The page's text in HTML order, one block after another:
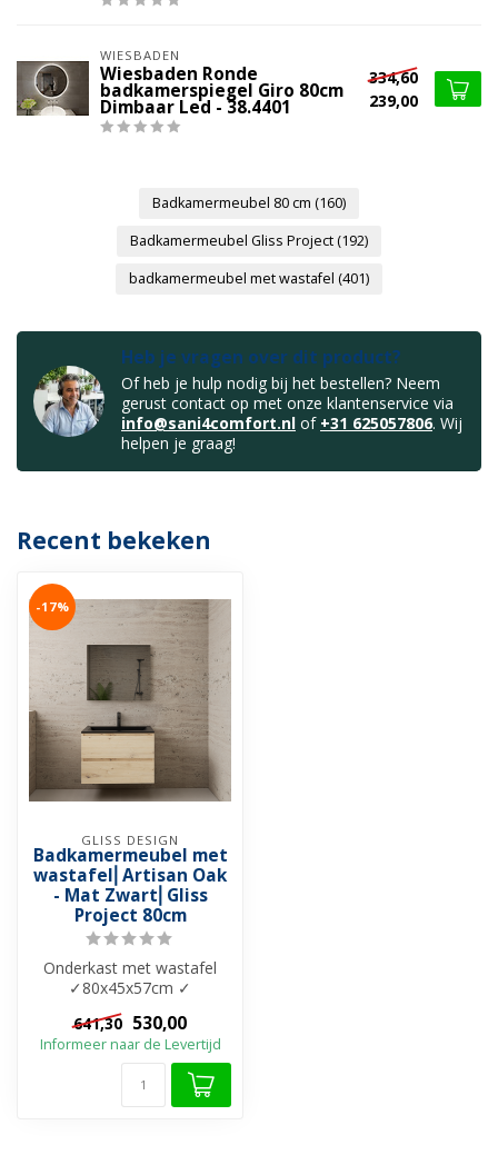
WIESBADEN
Wiesbaden Ronde
badkamerspiegel Giro 80cm
Dimbaar Led - 38.4401
334,60
239,00
Badkamermeubel 80 cm (160)
Badkamermeubel Gliss Project(192)
badkamermeubel met wastafel (401)
Heb je vragen over dit product?
Of heb je hulp nodig bij het bestellen? Neem
gerust contact op met onze klantenservice via
info@sani4comfort.nl of +31 625057806. Wij
helpen je graag!
Recent bekeken
-17%
GLISS DESIGN
Badkamermeubel met
wastafel⎢Artisan Oak
- Mat Zwart⎢Gliss
Project 80cm
Onderkast met wastafel
✓80x45x57cm ✓
Onderkast: Melamine ✓
Wastafel: Cast Marble...
641,30 530,00
Informeer naar de Levertijd